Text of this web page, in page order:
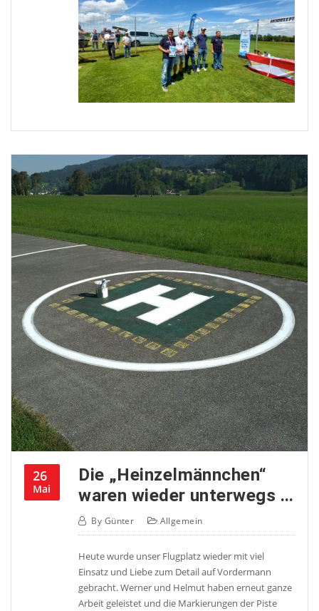
26
Mai
Die „Heinzelmännchen“
waren wieder unterwegs …
By Günter Allgemein
Heute wurde unser Flugplatz wieder mit viel
Einsatz und Liebe zum Detail auf Vordermann
gebracht. Werner und Helmut haben erneut ganze
Arbeit geleistet und die Markierungen der Piste